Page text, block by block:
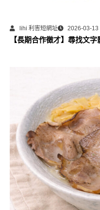
lihi 利害短網址 2026-03-13
【長期合作徵才】尋找文